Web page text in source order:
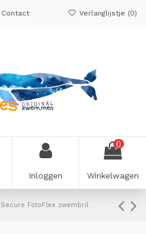
Contact Verlanglijstje (0)
Inloggen
0
Winkelwagen
FotoFlex zwembril